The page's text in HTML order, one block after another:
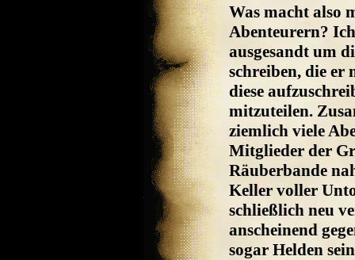
Was macht also
Abenteurern?
ausgesandt um
schreiben, die er
diese
mitzuteilen.
ziemlich viele
Mitglieder der
Räuberbande
Keller voller
schließlich neu
anscheinend
sogar Helden